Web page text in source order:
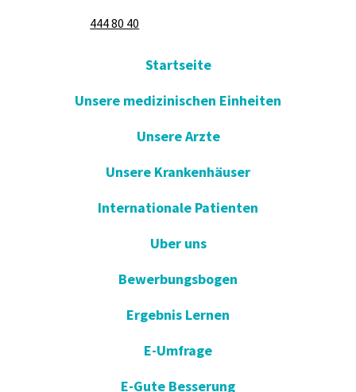
444 80 40
Startseite
Unsere medizinischen Einheiten
Unsere Arzte
Unsere Krankenhäuser
Internationale Patienten
Uber uns
Bewerbungsbogen
Ergebnis Lernen
E-Umfrage
E-Gute Besserung